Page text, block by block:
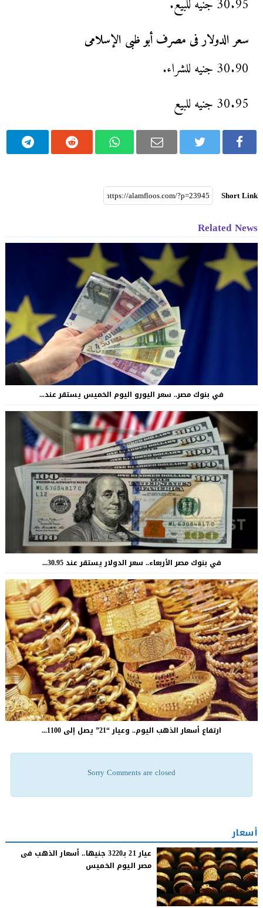
30.95 جنيه للبيع.
سعر الدولار فى مصرف أبو ظبى الإسلامى
30.90 جنيه للشراء.
30.95 جنيه للبيع
Short Link
Related News
في بنوك مصر.. سعر اليورو اليوم الخميس يستقر عند...
في بنوك مصر الأربعاء.. سعر الدولار يستقر عند 30.95...
ارتفاع أسعار الذهب اليوم.. وعيار “21” يصل إلى 1100...
Sorry Comments are closed
أسعار
عيار 21 بـ3220 جنيها.. أسعار الذهب فى
مصر اليوم الخميس